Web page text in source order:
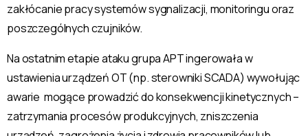
zakłócanie pracy systemów sygnalizacji, monitoringu oraz
poszczególnych czujników.
Na ostatnim etapie ataku grupa APT ingerowała w
ustawienia urządzeń OT (np. sterowniki SCADA) wywołując
awarie mogące prowadzić do konsekwencji kinetycznych –
zatrzymania procesów produkcyjnych, zniszczenia